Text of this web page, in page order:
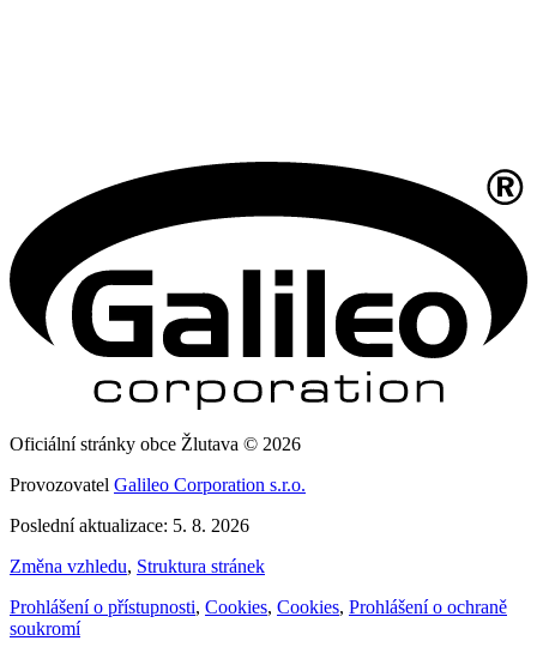
Oficiální stránky obce Žlutava © 2026
Provozovatel Galileo Corporation s.r.o.
Poslední aktualizace: 5. 8. 2026
Změna vzhledu, Struktura stránek
Prohlášení o přístupnosti, Cookies, Cookies, Prohlášení o ochraně
soukromí